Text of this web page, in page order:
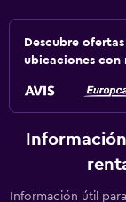
Descubre
ubicaciones con
Información útil